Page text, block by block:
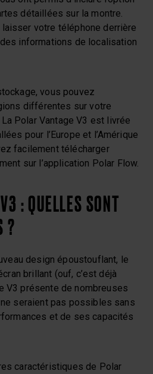
détaillées sur la montre.
votre téléphone derrière
informations de localisation
vous pouvez
différentes sur votre
Polar Vantage V3 est livrée
pour l’Europe et l’Amérique
facilement télécharger
sur l’application Polar Flow.
: QUELLES SONT
?
design époustouflant, le
brillant (ouf, c’est déjà
V3 présente de nombreuses
seraient pas possibles sans
et de ses capacités
caractéristiques de Polar